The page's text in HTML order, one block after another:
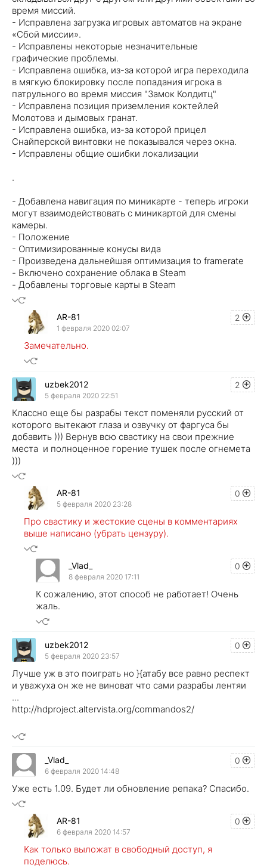
время миссий.
- Исправлена ​​загрузка игровых автоматов на экране
«Сбой миссии».
- Исправлены некоторые незначительные
графические проблемы.
- Исправлена ​​ошибка, из-за которой игра переходила
в мягкую блокировку после попадания игрока в
патрульного во время миссия "Замок Колдитц"
- Исправлена ​​позиция приземления коктейлей
Молотова и дымовых гранат.
- Исправлена ​​ошибка, из-за которой прицел
Снайперской винтовки не показывался через окна.
- Исправлены общие ошибки локализации
.
- Добавлена ​​навигация по миникарте - теперь игроки
могут взаимодействовать с миникартой для смены
камеры.
- Положение
- Оптимизированные конусы вида
- Произведена дальнейшая оптимизация to framerate
- Включено сохранение облака в Steam
- Добавлены торговые карты в Steam
2
AR-81
1 февраля 2020 02:07
Замечательно.
2
uzbek2012
5 февраля 2020 22:51
Классно еще бы разрабы текст поменяли русский от
которого вытекают глаза и озвучку от фаргуса бы
добавить ))) Вернув всю свастику на свои прежние
места и полноценное горение тушек после огнемета
)))
0
AR-81
5 февраля 2020 23:28
Про свастику и жестокие сцены в комментариях
выше написано (убрать цензуру).
0
_Vlad_
8 февраля 2020 17:11
К сожалению, этот способ не работает! Очень
жаль.
0
uzbek2012
5 февраля 2020 23:57
Лучше уж в это поиграть но }{атабу все равно респект
и уважуха он же не виноват что сами разрабы лентяи
...
http://hdproject.altervista.org/commandos2/
0
_Vlad_
6 февраля 2020 14:48
Уже есть 1.09. Будет ли обновление репака? Спасибо.
0
AR-81
6 февраля 2020 14:57
Как только выложат в свободный доступ, я
поделюсь.